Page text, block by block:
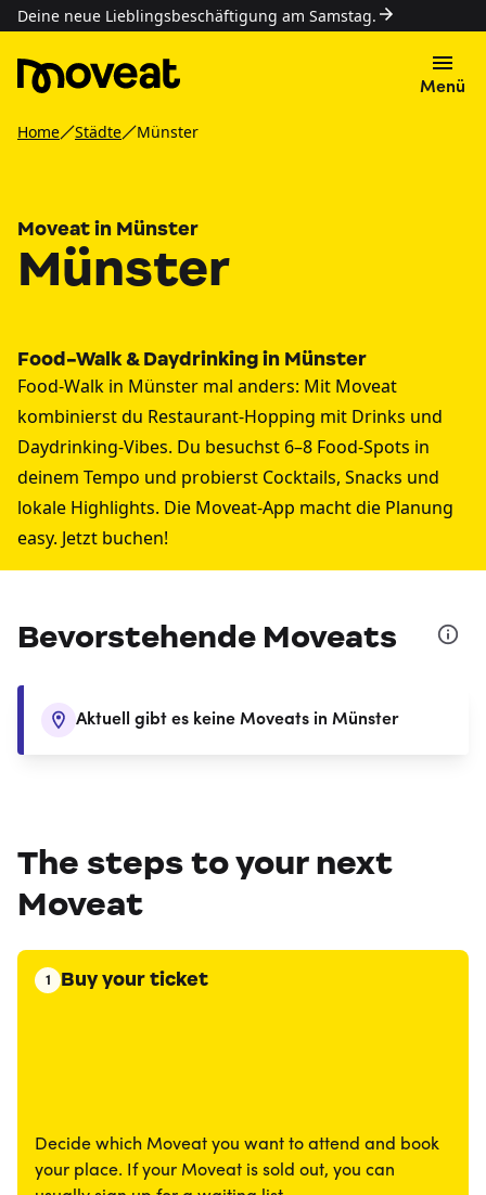
Deine neue Lieblingsbeschäftigung am Samstag.
Menü
Home Städte Münster
Moveat in Münster
Münster
Food-Walk & Daydrinking in Münster
Food-Walk in Münster mal anders: Mit Moveat
kombinierst du Restaurant-Hopping mit Drinks und
Daydrinking-Vibes. Du besuchst 6–8 Food-Spots in
deinem Tempo und probierst Cocktails, Snacks und
lokale Highlights. Die Moveat-App macht die Planung
easy. Jetzt buchen!
Bevorstehende Moveats
Aktuell gibt es keine Moveats in Münster
The steps to your next
Moveat
1 Buy your ticket
Decide which Moveat you want to attend and book
your place. If your Moveat is sold out, you can